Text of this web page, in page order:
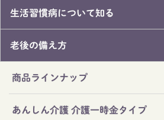
生活習慣病について知る
老後の備え方
商品ラインナップ
あんしん介護 介護一時金タイプ